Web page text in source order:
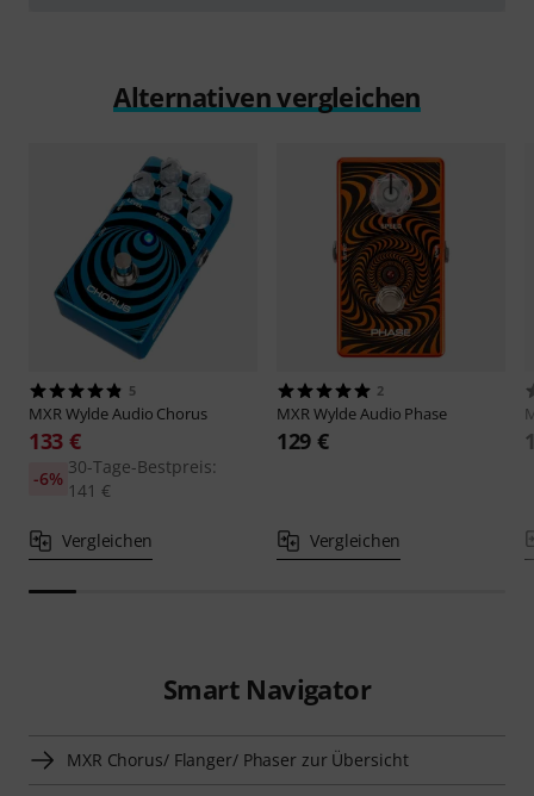
Alternativen vergleichen
5
MXRWylde Audio Chorus
133 €
30-Tage-Bestpreis:
141 €
-6%
Vergleichen
2
MXRWylde Audio Phase
129 €
Vergleichen
Smart Navigator
MXR Chorus/ Flanger/ Phaser zur Übersicht